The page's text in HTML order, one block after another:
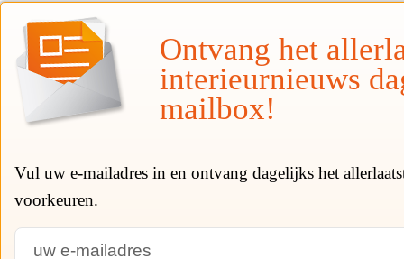
Ontvang het
interieurnieuws
mailbox!
Vul uw e-mailadres in en ontvang dagelijks het
voorkeuren.